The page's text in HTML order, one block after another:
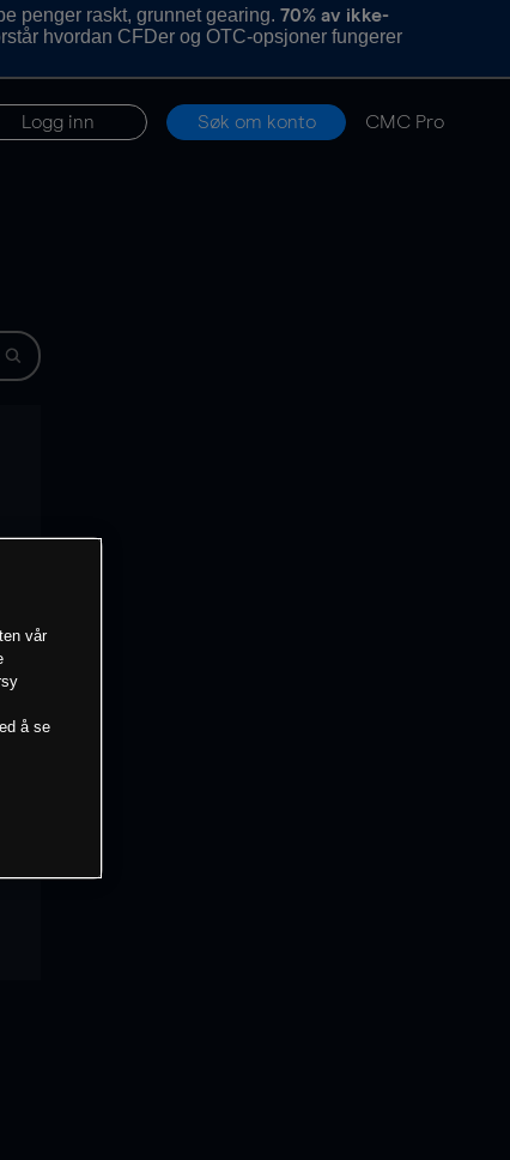
penger raskt, grunnet gearing.70% av ikke-
hvordan CFDer og OTC-opsjoner fungerer
Logg inn Søk om konto CMC Pro
vår
å se